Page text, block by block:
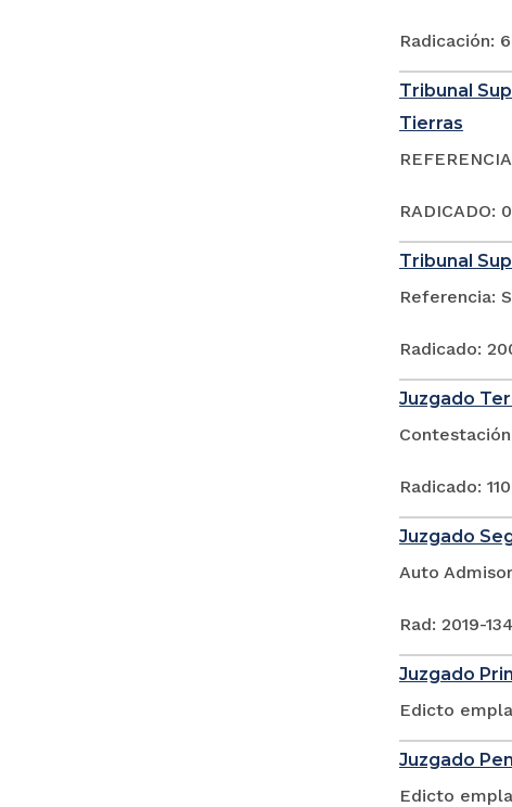
Radicación:
Tribunal
Tierras
RADICADO:
Tribunal
Referencia:
Radicado:
Juzgado
Radicado:
Juzgado
Auto
Rad: 2019-134
Juzgado
Edicto
Juzgado
Edicto